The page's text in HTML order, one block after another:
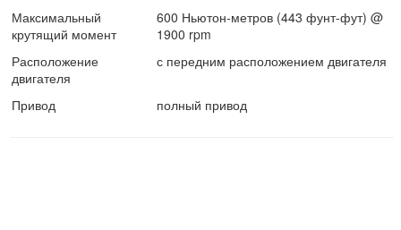
Максимальный
крутящий момент
600 Ньютон-метров (443 фунт-фут) @
1900 rpm
Расположение
двигателя
с передним расположением двигателя
Привод полный привод